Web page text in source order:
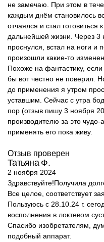
не замечаю. При этом в
каждым днём становилось
отчаялся и стал
дальнейшей жизни. Через
проснулся, встал на ноги и
произошли какие-то
Похоже на фантастику,
бы вот честно не поверил.
до применения я утром
уставшим. Сейчас с утра
пор (отзыв пишу 3 ноября
производителю за это
применять его пока живу.
Отзыв проверен
Татьяна Ф.
2 ноября 2024
Здравствуйте!Получила
Все целое, соответствует
Пользуюсь с 28.10.24 г.
восполнения в локтевом
Спасибо изобретателям,
подобный аппарат.